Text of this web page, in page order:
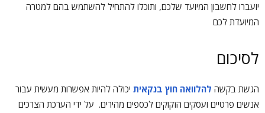
יועברו לחשבון המיועד שלכם, ותוכלו להתחיל להשתמש בהם למטרה
המיועדת לכם
לסיכום
הגשת בקשה להלוואה חוץ בנקאית יכולה להיות אפשרות מעשית עבור
אנשים פרטיים ועסקים הזקוקים לכספים מהירים. על ידי הערכת הצרכים